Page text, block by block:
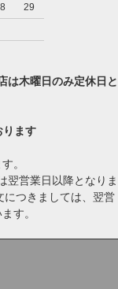
29
は木曜日のみ定休日と
ります
。
翌営業日以降となりま
つきましては、翌営
す。